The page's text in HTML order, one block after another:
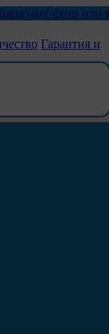
фото или
Гарантия и